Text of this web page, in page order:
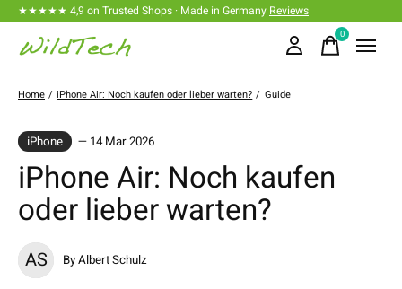
★★★★★ 4,9 on Trusted Shops · Made in Germany Reviews
0items
Home / iPhone Air: Noch kaufen oder lieber warten? / Guide
iPhone — 14 Mar 2026
iPhone Air: Noch kaufen
oder lieber warten?
AS By Albert Schulz